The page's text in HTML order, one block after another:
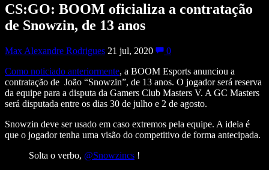
CS:GO: BOOM oficializa a contratação
de Snowzin, de 13 anos
Max Alexandre Rodrigues 21 jul, 2020
0
Como noticiado anteriormente, a BOOM Esports anunciou a
contratação de João “Snowzin”, de 13 anos. O jogador será reserva
da equipe para a disputa da Gamers Club Masters V. A GC Masters
será disputada entre os dias 30 de julho e 2 de agosto.
Snowzin deve ser usado em caso extremos pela equipe. A ideia é
que o jogador tenha uma visão do competitivo de forma antecipada.
Solta o verbo, @Snowzincs !